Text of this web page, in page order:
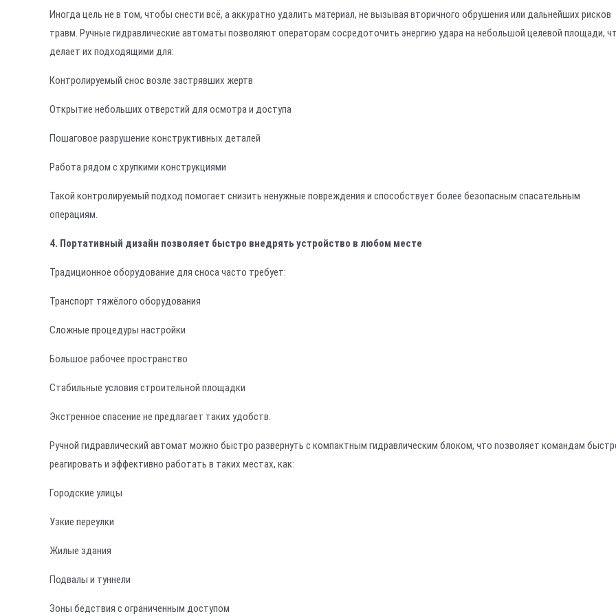
Иногда цель не в том, чтобы снести всё, а аккуратно удалить материал, не вызывая вторичного обрушения или дальнейших рисков
травм. Ручные гидравлические автоматы позволяют операторам сосредоточить энергию удара на небольшой целевой площади,
делает их подходящими для:
Контролируемый снос возле застрявших жертв
Открытие небольших отверстий для осмотра и доступа
Пошаговое разрушение конструктивных деталей
Работа рядом с хрупкими конструкциями
Такой контролируемый подход помогает снизить ненужные повреждения и способствует более безопасным спасательным
операциям.
4. Портативный дизайн позволяет быстро внедрять устройство в любом месте
Традиционное оборудование для сноса часто требует:
Транспорт тяжёлого оборудования
Сложные процедуры настройки
Большое рабочее пространство
Стабильные условия строительной площадки
Экстренное спасение не предлагает таких удобств.
Ручной гидравлический автомат можно быстро развернуть с компактным гидравлическим блоком, что позволяет командам
реагировать и эффективно работать в таких местах, как:
Городские улицы
Узкие переулки
Жилые здания
Подвалы и туннели
Зоны бедствия с ограниченным доступом